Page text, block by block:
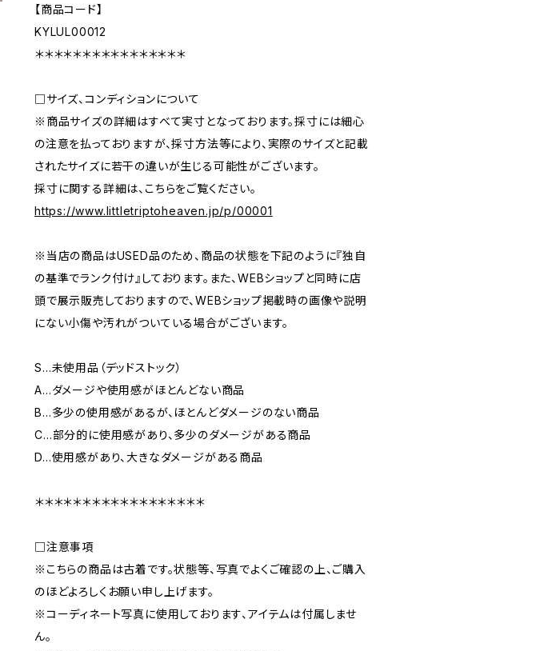
【商品コード】
KYLUL00012
＊＊＊＊＊＊＊＊＊＊＊＊＊＊＊＊
□サイズ、コンディションについて
※商品サイズの詳細はすべて実寸となっております。採寸には細心
の注意を払っておりますが、採寸方法等により、実際のサイズと記載
されたサイズに若干の違いが生じる可能性がございます。
採寸に関する詳細は、こちらをご覧ください。
https://www.littletriptoheaven.jp/p/00001
※当店の商品はUSED品のため、商品の状態を下記のように『独自
の基準でランク付け』しております。また、WEBショップと同時に店
頭で展示販売しておりますので、WEBショップ掲載時の画像や説明
にない小傷や汚れがついている場合がございます。
S…未使用品（デッドストック）
A…ダメージや使用感がほとんどない商品
B…多少の使用感があるが、ほとんどダメージのない商品
C…部分的に使用感があり、多少のダメージがある商品
D…使用感があり、大きなダメージがある商品
＊＊＊＊＊＊＊＊＊＊＊＊＊＊＊＊＊＊
□注意事項
※こちらの商品は古着です。状態等、写真でよくご確認の上、ご購入
のほどよろしくお願い申し上げます。
※コーディネート写真に使用しております、アイテムは付属しませ
ん。